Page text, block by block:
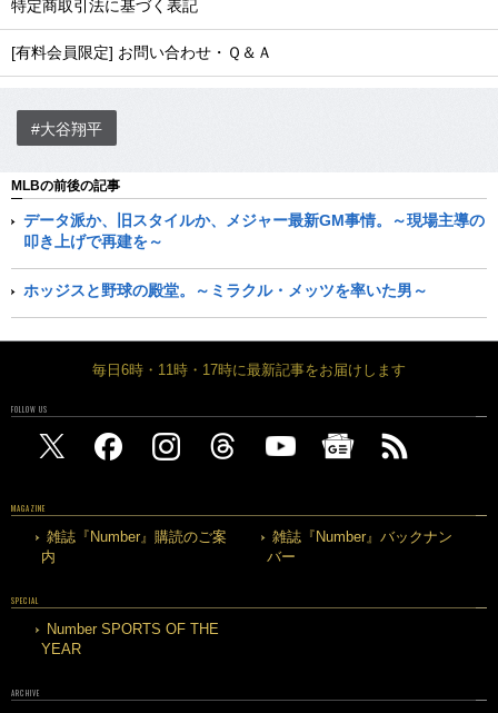
特定商取引法に基づく表記
[有料会員限定] お問い合わせ・Ｑ＆Ａ
#大谷翔平
MLBの前後の記事
データ派か、旧スタイルか、メジャー最新GM事情。～現場主導の
叩き上げで再建を～
ホッジスと野球の殿堂。～ミラクル・メッツを率いた男～
毎日6時・11時・17時に最新記事をお届けします
FOLLOW US
MAGAZINE
雑誌『Number』購読のご案
内
雑誌『Number』バックナン
バー
SPECIAL
Number SPORTS OF THE
YEAR
ARCHIVE